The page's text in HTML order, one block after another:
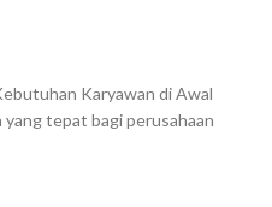
Karyawan di Awal
yang tepat bagi perusahaan